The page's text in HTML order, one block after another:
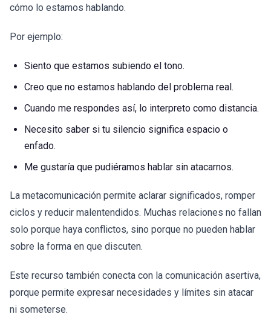
cómo lo estamos hablando.
Por ejemplo:
Siento que estamos subiendo el tono.
Creo que no estamos hablando del problema real.
Cuando me respondes así, lo interpreto como distancia.
Necesito saber si tu silencio significa espacio o
enfado.
Me gustaría que pudiéramos hablar sin atacarnos.
La metacomunicación permite aclarar significados, romper
ciclos y reducir malentendidos. Muchas relaciones no fallan
solo porque haya conflictos, sino porque no pueden hablar
sobre la forma en que discuten.
Este recurso también conecta con la comunicación asertiva,
porque permite expresar necesidades y límites sin atacar
ni someterse.